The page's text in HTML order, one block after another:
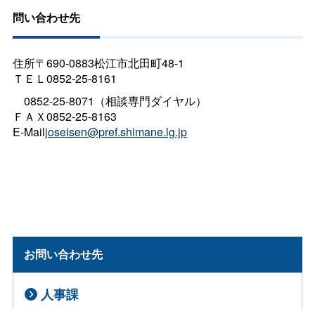
問い合わせ先
住所〒690-0883松江市北田町48-1
ＴＥＬ0852-25-8161
0852-25-8071（相談専門ダイヤル）
ＦＡＸ0852-25-8163
E-Mailjoseisen@pref.shimane.lg.jp
お問い合わせ先
人事課